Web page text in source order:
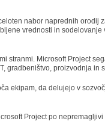
nabor naprednih orodij
vrednosti in sodelovanje
stranmi. Microsoft Project
gradbeništvo, proizvodnja in
ekipam, da delujejo v
Project po